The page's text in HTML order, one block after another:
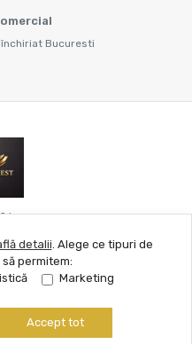
vizionare
Bucuresti
detalii. Alege ce tipuri de
permitem:
Marketing
Accept tot